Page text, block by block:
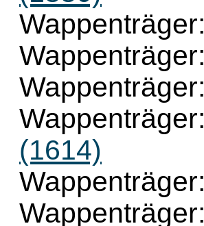
Wappenträger:
Wappenträger:
Wappenträger:
Wappenträger:
(1614)
Wappenträger:
Wappenträger: